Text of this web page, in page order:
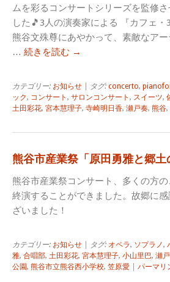
ムを彩るコンサートシリーズを監修
した🎵3人の演奏家による 『カフェ・
熊谷文殊尊にあやかって、素敵なア
… 続きを読む →
カテゴリー: お知らせ | タグ: concerto,
ック, コンサート , サロンコンサート , スイーツ,
土田彩花, 宮本慧理子, 寺崎明日香, 瀬戸奏, 熊谷,
熊谷市産業祭「原田勇雅と郷土
熊谷市産業祭コンサート、多くの方
終演することができました。故郷に
ざいました！
カテゴリー: お知らせ | タグ: オペラ, ソプラノ,
雅, 合唱部, 土田彩花, 宮本慧理子, 小山里巴, 瀬
公園, 熊谷市立熊谷西小学校, 笠原愛 パーマリ